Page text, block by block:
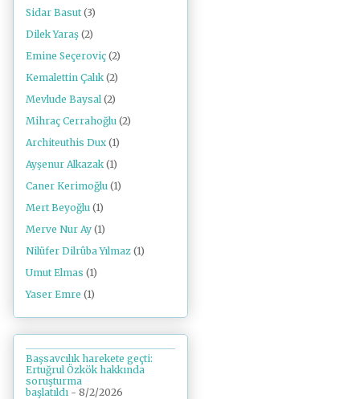
Sidar Basut (3)
Dilek Yaraş (2)
Emine Seçeroviç (2)
Kemalettin Çalık (2)
Mevlude Baysal (2)
Mihraç Cerrahoğlu (2)
Architeuthis Dux (1)
Ayşenur Alkazak (1)
Caner Kerimoğlu (1)
Mert Beyoğlu (1)
Merve Nur Ay (1)
Nilüfer Dilrûba Yılmaz (1)
Umut Elmas (1)
Yaser Emre (1)
Başsavcılık harekete geçti:
Ertuğrul Özkök hakkında
soruşturma
başlatıldı - 8/2/2026